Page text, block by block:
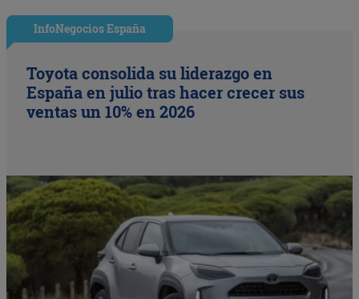
InfoNegocios España
Toyota consolida su liderazgo en
España en julio tras hacer crecer sus
ventas un 10% en 2026